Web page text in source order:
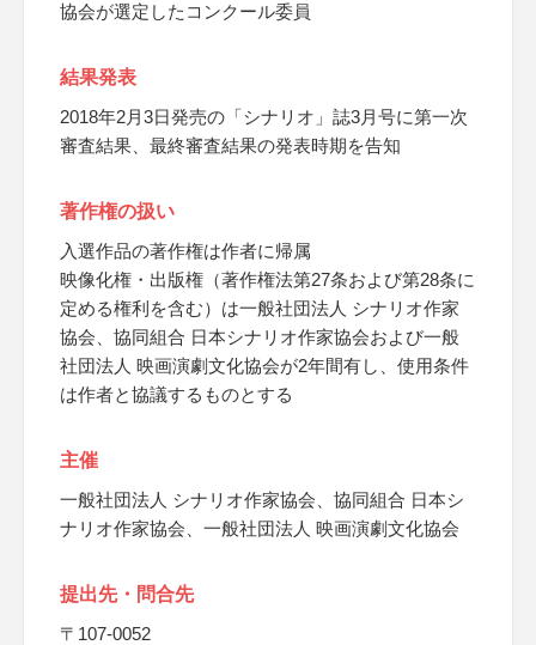
協会が選定したコンクール委員
結果発表
2018年2月3日発売の「シナリオ」誌3月号に第一次
審査結果、最終審査結果の発表時期を告知
著作権の扱い
入選作品の著作権は作者に帰属
映像化権・出版権（著作権法第27条および第28条に
定める権利を含む）は一般社団法人 シナリオ作家
協会、協同組合 日本シナリオ作家協会および一般
社団法人 映画演劇文化協会が2年間有し、使用条件
は作者と協議するものとする
主催
一般社団法人 シナリオ作家協会、協同組合 日本シ
ナリオ作家協会、一般社団法人 映画演劇文化協会
提出先・問合先
〒107-0052